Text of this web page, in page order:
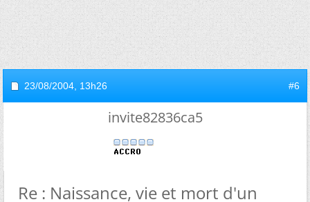
23/08/2004, 13h26 #6
invite82836ca5
Re : Naissance, vie et mort d'un